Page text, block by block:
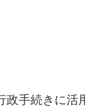
政手続きに活